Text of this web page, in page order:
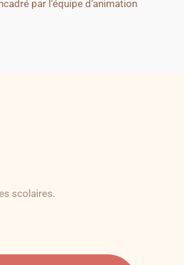
par l’équipe d’animation
scolaires.